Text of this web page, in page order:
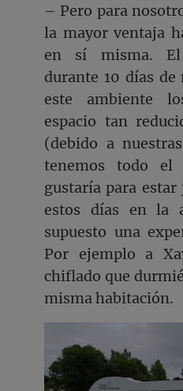
– Pero para
la mayor ventaja
en sí misma.
durante 10 días
este ambiente
espacio tan
(debido a
tenemos todo el
gustaría para
estos días en la
supuesto una
Por ejemplo a
chiflado que
misma habitación.